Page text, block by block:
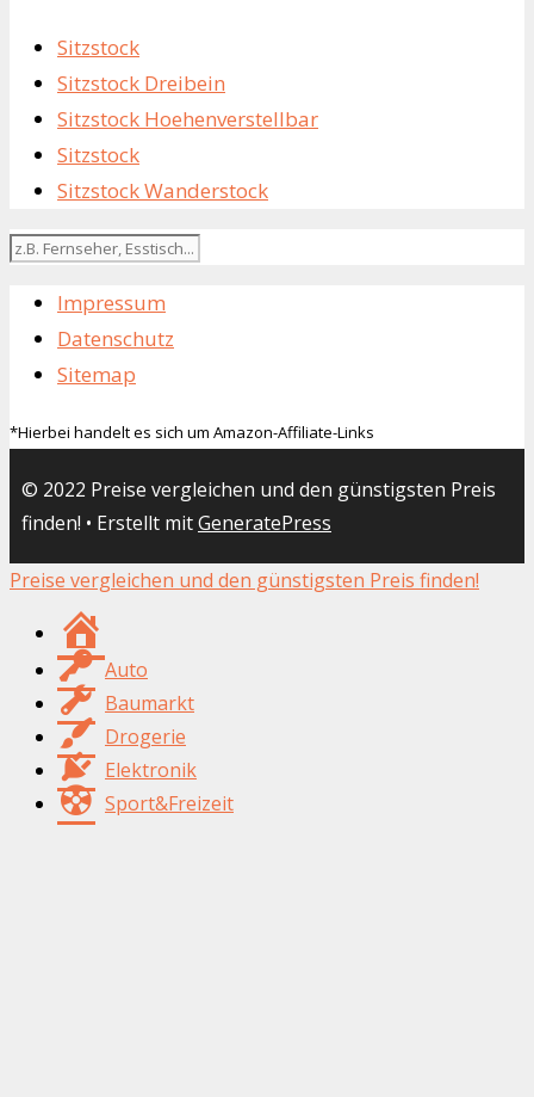
Sitzstock
Sitzstock Dreibein
Sitzstock Hoehenverstellbar
Sitzstock
Sitzstock Wanderstock
Impressum
Datenschutz
Sitemap
*Hierbei handelt es sich um Amazon-Affiliate-Links
© 2022 Preise vergleichen und den günstigsten Preis
finden! • Erstellt mitGeneratePress
Preise vergleichen und den günstigsten Preis finden!
Auto
Baumarkt
Drogerie
Elektronik
Sport&Freizeit